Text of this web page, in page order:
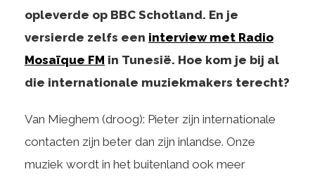
opleverde op BBC Schotland. En je
versierde zelfs een interview met Radio
Mosaïque FM in Tunesië. Hoe kom je bij al
die internationale muziekmakers terecht?
Van Mieghem (droog): Pieter zijn internationale
contacten zijn beter dan zijn inlandse. Onze
muziek wordt in het buitenland ook meer